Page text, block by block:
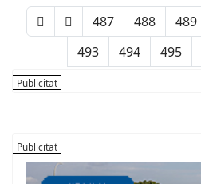
487 488 489
493
494 495